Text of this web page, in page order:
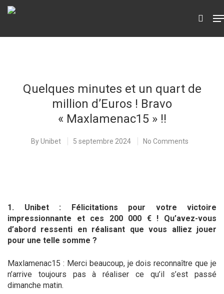
Quelques minutes et un quart de
million d’Euros ! Bravo
« Maxlamenac15 » !!
ByUnibet 5 septembre 2024 No Comments
1. Unibet : Félicitations pour votre victoire
impressionnante et ces 200 000 € ! Qu’avez-vous
d’abord ressenti en réalisant que vous alliez jouer
pour une telle somme ?
Maxlamenac15 : Merci beaucoup, je dois reconnaître que je
n’arrive toujours pas à réaliser ce qu’il s’est passé
dimanche matin.